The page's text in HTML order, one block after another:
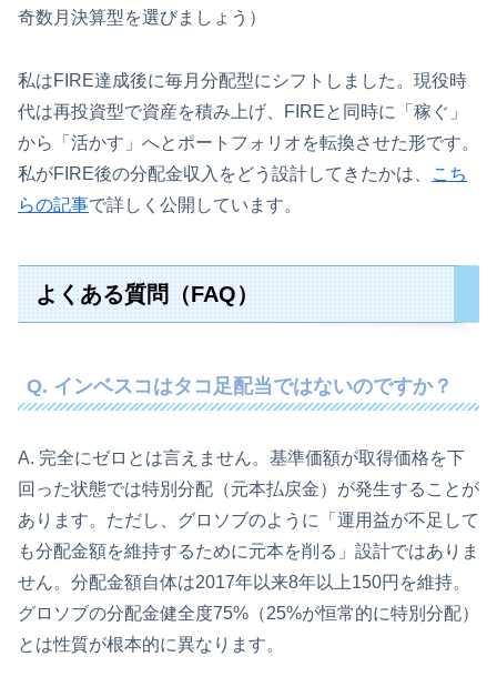
奇数月決算型を選びましょう）
私はFIRE達成後に毎月分配型にシフトしました。現役時
代は再投資型で資産を積み上げ、FIREと同時に「稼ぐ」
から「活かす」へとポートフォリオを転換させた形です。
私がFIRE後の分配金収入をどう設計してきたかは、
こち
らの記事で詳しく公開しています。
よくある質問（FAQ）
Q. インベスコはタコ足配当ではないのですか？
A. 完全にゼロとは言えません。基準価額が取得価格を下
回った状態では特別分配（元本払戻金）が発生することが
あります。ただし、グロソブのように「運用益が不足して
も分配金額を維持するために元本を削る」設計ではありま
せん。分配金額自体は2017年以来8年以上150円を維持。
グロソブの分配金健全度75%（25%が恒常的に特別分配）
とは性質が根本的に異なります。